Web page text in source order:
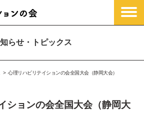
らせ・トピックス
心理リハビリテイションの会全国大会（静岡大会）
ションの会全国大会（静岡大